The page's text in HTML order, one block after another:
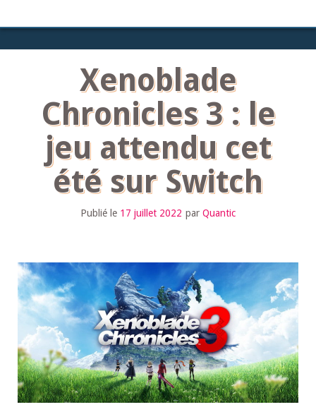
Xenoblade
Chronicles 3 : le
jeu attendu cet
été sur Switch
Publié le 17 juillet 2022 par Quantic